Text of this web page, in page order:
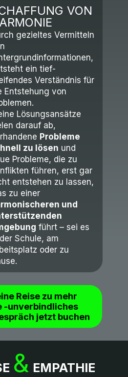
VON
gezieltes Vermitteln
ein tief-
Verständnis für
Entstehung von
Lösungsansätze
darauf ab,
Probleme
zu lösen und
Probleme, die zu
führen, erst gar
entstehen zu lassen,
zu einer
und
führt – sei es
Schule, am
oder zu
Reise zu mehr
-unverbindliches
jetzt buchen
& EMPATHIE